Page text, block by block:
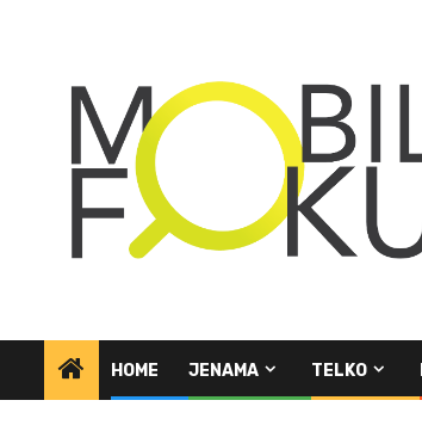
HOME JENAMA TELKO